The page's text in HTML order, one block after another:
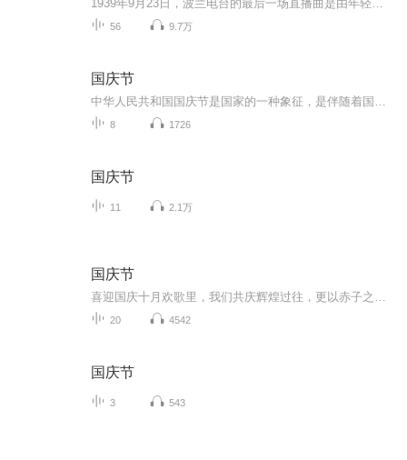
56 9.7万
国庆节
8 1726
国庆节
11 2.1万
国庆节
20 4542
国庆节
3 543